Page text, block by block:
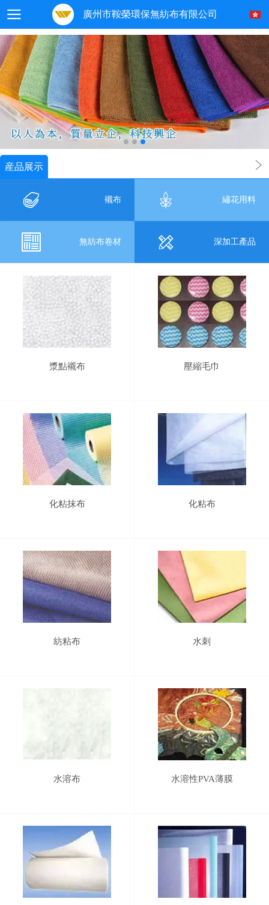
廣州市鞍榮環保無紡布有限公司
産品展示
襯布 繡花用料
無紡布卷材 深加工產品
漿點襯布 壓縮毛巾
化粘抹布 化粘布
紡粘布 水刺
水溶布 水溶性PVA薄膜